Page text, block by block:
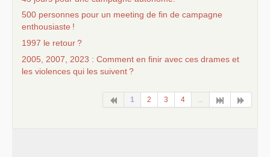
500 personnes pour un meeting de fin de campagne
enthousiaste !
1997 le retour?
2005, 2007, 2023 : Comment en finir avec ces drames et
les violences qui les suivent?
1 2 3 4 ...